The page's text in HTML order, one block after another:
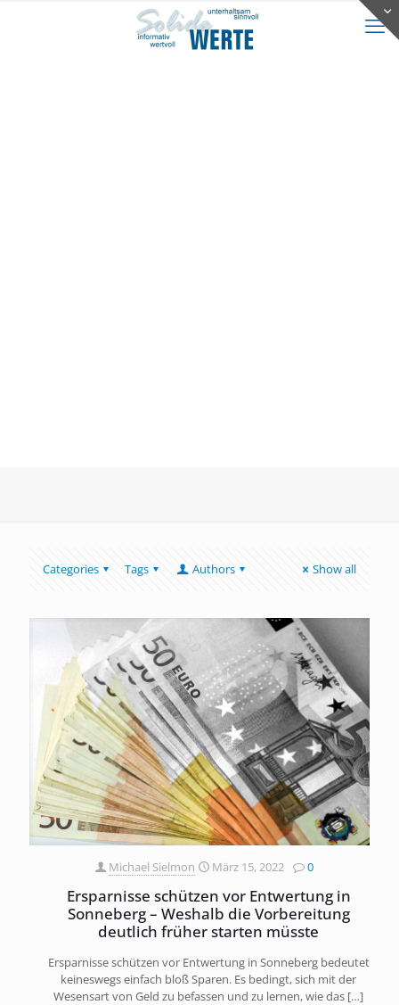
Categories Tags Authors Show all
Michael Sielmon März 15, 2022 0
Ersparnisse schützen vor Entwertung in
Sonneberg – Weshalb die Vorbereitung
deutlich früher starten müsste
Ersparnisse schützen vor Entwertung in Sonneberg bedeutet
keineswegs einfach bloß Sparen. Es bedingt, sich mit der
Wesensart von Geld zu befassen und zu lernen, wie das […]